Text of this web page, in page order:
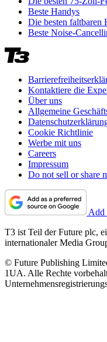
Beste Handys
Die besten faltbaren
Beste Noise-
Kontaktiere die
Über uns
Allgemeine
Cookie Richtlinie
Werbe mit uns
Careers
Impressum
Do not sell or share
Add
T3 ist Teil der Future plc,
internationaler Media
© Future Publishing
1UA. Alle Rechte